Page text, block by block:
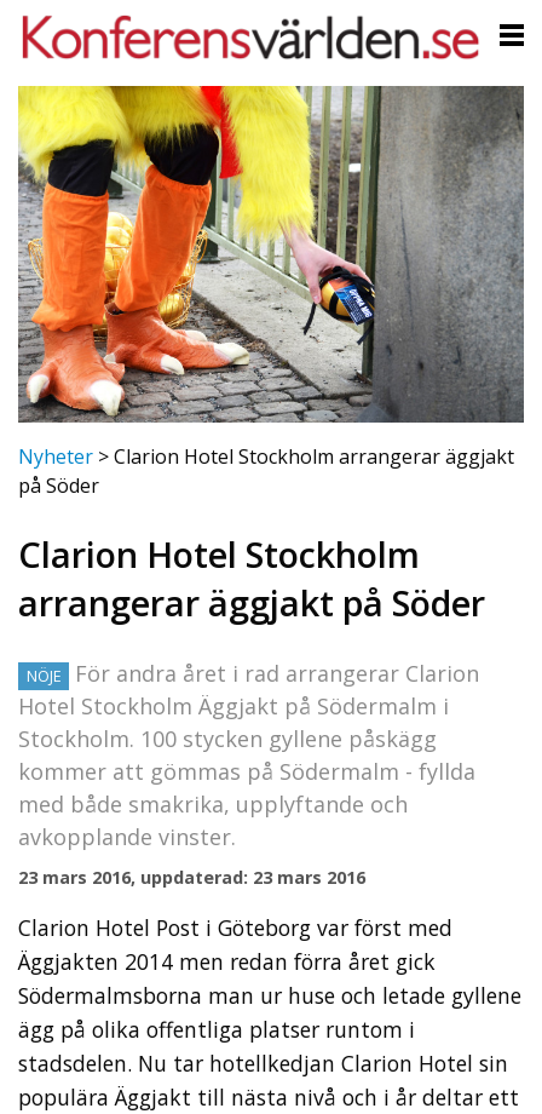
Nyheter >Clarion Hotel Stockholm arrangerar äggjakt
på Söder
Clarion Hotel Stockholm
arrangerar äggjakt på Söder
NÖJE
För andra året i rad arrangerar Clarion
Hotel Stockholm Äggjakt på Södermalm i
Stockholm. 100 stycken gyllene påskägg
kommer att gömmas på Södermalm - fyllda
med både smakrika, upplyftande och
avkopplande vinster.
23 mars 2016, uppdaterad: 23 mars 2016
Clarion Hotel Post i Göteborg var först med
Äggjakten 2014 men redan förra året gick
Södermalmsborna man ur huse och letade gyllene
ägg på olika offentliga platser runtom i
stadsdelen. Nu tar hotellkedjan Clarion Hotel sin
populära Äggjakt till nästa nivå och i år deltar ett